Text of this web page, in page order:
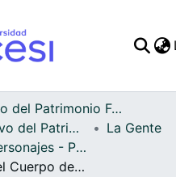
Statistics
Archivo del Patrimonio Fotográfico y Fílmico del Valle del Cauca
Fondo Archivo del Patrimonio Fotográfico y Fílmico del Valle del Cauca
La Gente
APFFVC - Personajes - Patrimonial
Máquinas del Cuerpo de Bomberos, detrás la estatua de Sebastián de Belalcázar